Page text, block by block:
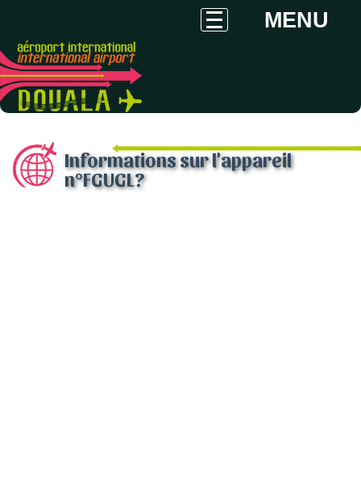
MENU
Informations sur l'appareil
n°FGUGL?